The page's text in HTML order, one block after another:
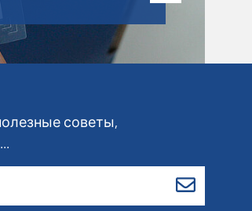
советы,